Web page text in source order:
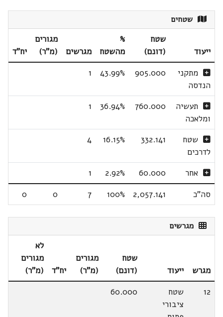
שטחים
ייעוד
שטח
(דונם)
%
מהשטח
מגרשים
מגורים
(מ"ר)
יח"ד
מתקני
הנדסה
905.000
43.99%
1
תעשיה
ומלאכה
760.000
36.94%
1
שטח
לדרכים
332.141
16.15%
4
אחר 60.000
2.92%
1
סה"כ
2,057.141
100%
7
0
0
מגרשים
מגרש ייעוד
שטח
(דונם)
מגורים
(מ"ר)
יח"ד
לא
מגורים
(מ"ר)
12
שטח
ציבורי
60.000